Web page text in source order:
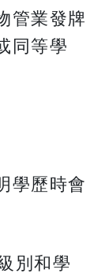
管業發牌
同等學
學歷時會
別和學